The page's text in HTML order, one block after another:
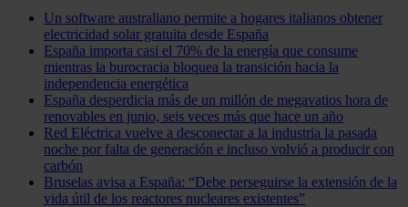
Un software australiano permite a hogares italianos obtener
electricidad solar gratuita desde España
España importa casi el 70% de la energía que consume
mientras la burocracia bloquea la transición hacia la
independencia energética
España desperdicia más de un millón de megavatios hora de
renovables en junio, seis veces más que hace un año
Red Eléctrica vuelve a desconectar a la industria la pasada
noche por falta de generación e incluso volvió a producir con
carbón
Bruselas avisa a España: “Debe perseguirse la extensión de la
vida útil de los reactores nucleares existentes”